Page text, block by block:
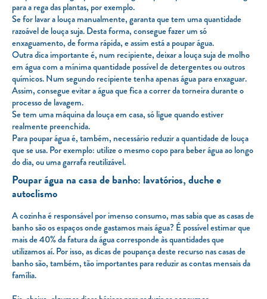
para a rega das plantas, por exemplo.
Se for lavar a louça manualmente, garanta que tem uma quantidade
razoável de louça suja. Desta forma, consegue fazer um só
enxaguamento, de forma rápida, e assim está a poupar água.
Outra dica importante é, num recipiente, deixar a louça suja de molho
em água com a mínima quantidade possível de detergentes ou outros
químicos. Num segundo recipiente tenha apenas água para enxaguar.
Assim, consegue evitar a água que fica a correr da torneira durante o
processo de lavagem.
Se tem uma máquina da louça em casa, só ligue quando estiver
realmente preenchida.
Para poupar água é, também, necessário reduzir a quantidade de louça
que se usa. Por exemplo: utilize o mesmo copo para beber água ao longo
do dia, ou uma garrafa reutilizável.
Poupar água na casa de banho: lavatórios, duche e
autoclismo
A cozinha é responsável por imenso consumo, mas sabia que as casas de
banho são os espaços onde gastamos mais água? É possível estimar que
mais de 40% da fatura da água corresponde às quantidades que
utilizamos aí. Por isso, as dicas de poupança deste recurso nas casas de
banho são, também, tão importantes para reduzir as contas mensais da
família.